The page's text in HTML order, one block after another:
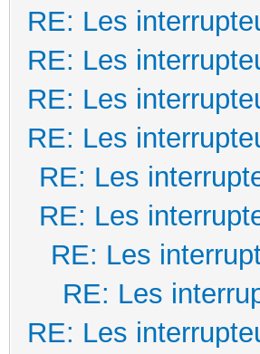
RE: Les
RE: Les
RE: Les
RE: Les
RE: Les
RE: Les
RE: Les
RE: Les
RE: Les